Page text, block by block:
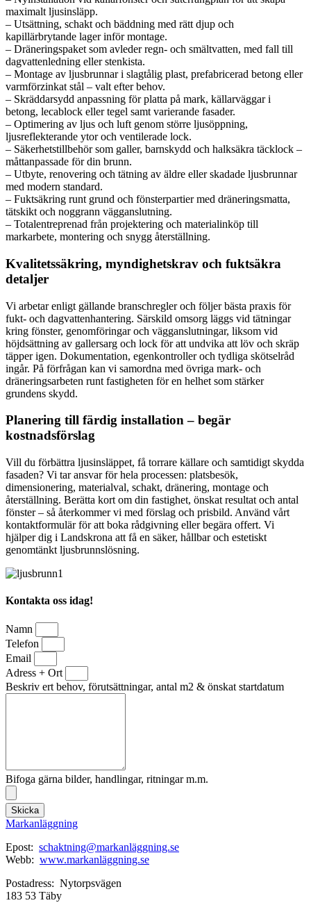
maximalt ljusinsläpp.
– Utsättning, schakt och bäddning med rätt djup och
kapillärbrytande lager inför montage.
– Dräneringspaket som avleder regn- och smältvatten, med fall till
dagvattenledning eller stenkista.
– Montage av ljusbrunnar i slagtålig plast, prefabricerad betong eller
varmförzinkat stål – valt efter behov.
– Skräddarsydd anpassning för platta på mark, källarväggar i
betong, lecablock eller tegel samt varierande fasader.
– Optimering av ljus och luft genom större ljusöppning,
ljusreflekterande ytor och ventilerade lock.
– Säkerhetstillbehör som galler, barnskydd och halksäkra täcklock –
måttanpassade för din brunn.
– Utbyte, renovering och tätning av äldre eller skadade ljusbrunnar
med modern standard.
– Fuktsäkring runt grund och fönsterpartier med dräneringsmatta,
tätskikt och noggrann vägganslutning.
– Totalentreprenad från projektering och materialinköp till
markarbete, montering och snygg återställning.
Kvalitetssäkring, myndighetskrav och fuktsäkra
detaljer
Vi arbetar enligt gällande branschregler och följer bästa praxis för
fukt- och dagvattenhantering. Särskild omsorg läggs vid tätningar
kring fönster, genomföringar och vägganslutningar, liksom vid
höjdsättning av gallersarg och lock för att undvika att löv och skräp
täpper igen. Dokumentation, egenkontroller och tydliga skötselråd
ingår. På förfrågan kan vi samordna med övriga mark- och
dräneringsarbeten runt fastigheten för en helhet som stärker
grundens skydd.
Planering till färdig installation – begär
kostnadsförslag
Vill du förbättra ljusinsläppet, få torrare källare och samtidigt skydda
fasaden? Vi tar ansvar för hela processen: platsbesök,
dimensionering, materialval, schakt, dränering, montage och
återställning. Berätta kort om din fastighet, önskat resultat och antal
fönster – så återkommer vi med förslag och prisbild. Använd vårt
kontaktformulär för att boka rådgivning eller begära offert. Vi
hjälper dig i Landskrona att få en säker, hållbar och estetiskt
genomtänkt ljusbrunnslösning.
Kontakta oss idag!
Namn
Telefon
Email
Adress + Ort
Beskriv ert behov, förutsättningar, antal m2 & önskat startdatum
Bifoga gärna bilder, handlingar, ritningar m.m.
Skicka
Markanläggning
Epost: schaktning@markanläggning.se
Webb: www.markanläggning.se
Postadress: Nytorpsvägen
183 53 Täby